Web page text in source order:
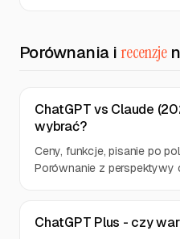
Porównania i recenzje
ChatGPT vs Claude
wybrać?
Ceny, funkcje, pisanie po
Porównanie z perspektywy
ChatGPT Plus - czy